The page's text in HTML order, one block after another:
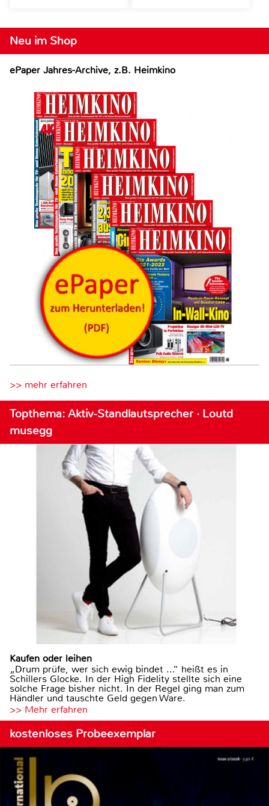
Neu im Shop
ePaper Jahres-Archive, z.B. Heimkino
>> mehr erfahren
Topthema: Aktiv-Standlautsprecher · Loutd
musegg
Kaufen oder leihen
„Drum prüfe, wer sich ewig bindet ...“ heißt es in
Schillers Glocke. In der High Fidelity stellte sich eine
solche Frage bisher nicht. In der Regel ging man zum
Händler und tauschte Geld gegen Ware.
>> Mehr erfahren
kostenloses Probeexemplar